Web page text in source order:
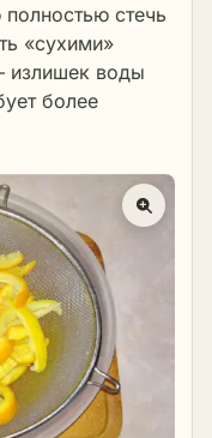
стечь
«сухими»
излишек воды
более